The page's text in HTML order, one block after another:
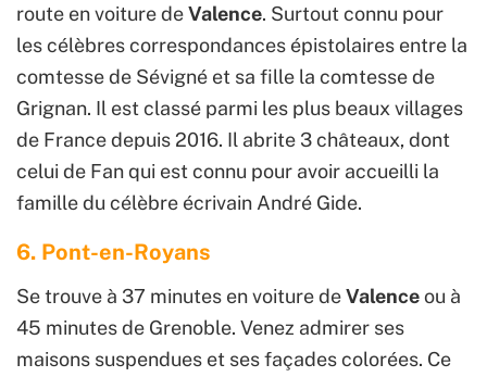
route en voiture deValence. Surtout connu pour
les célèbres correspondances épistolaires entre la
comtesse de Sévigné et sa fille la comtesse de
Grignan. Il est classé parmi les plus beaux villages
de France depuis 2016. Il abrite 3 châteaux, dont
celui de Fan qui est connu pour avoir accueilli la
famille du célèbre écrivain André Gide.
6. Pont-en-Royans
Se trouve à 37 minutes en voiture deValenceou à
45 minutes de Grenoble. Venez admirer ses
maisons suspendues et ses façades colorées. Ce